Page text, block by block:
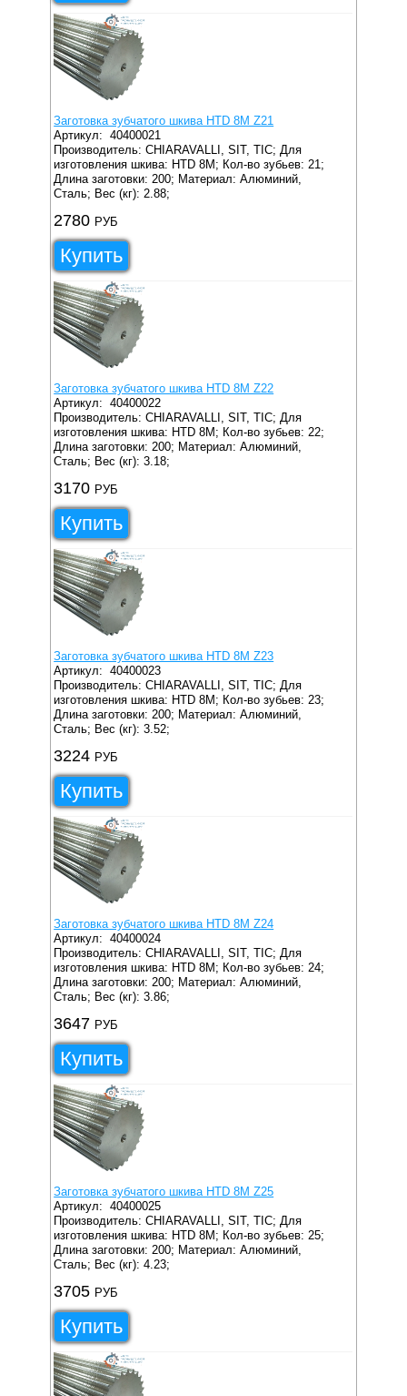
Заготовка зубчатого шкива HTD 8M Z21
Артикул:40400021
Производитель: CHIARAVALLI, SIT, TIC; Для
изготовления шкива: HTD 8M; Кол-во зубьев: 21;
Длина заготовки: 200; Материал: Алюминий,
Сталь; Вес (кг): 2.88;
2780 РУБ
Купить
Заготовка зубчатого шкива HTD 8M Z22
Артикул:40400022
Производитель: CHIARAVALLI, SIT, TIC; Для
изготовления шкива: HTD 8M; Кол-во зубьев: 22;
Длина заготовки: 200; Материал: Алюминий,
Сталь; Вес (кг): 3.18;
3170 РУБ
Купить
Заготовка зубчатого шкива HTD 8M Z23
Артикул:40400023
Производитель: CHIARAVALLI, SIT, TIC; Для
изготовления шкива: HTD 8M; Кол-во зубьев: 23;
Длина заготовки: 200; Материал: Алюминий,
Сталь; Вес (кг): 3.52;
3224 РУБ
Купить
Заготовка зубчатого шкива HTD 8M Z24
Артикул:40400024
Производитель: CHIARAVALLI, SIT, TIC; Для
изготовления шкива: HTD 8M; Кол-во зубьев: 24;
Длина заготовки: 200; Материал: Алюминий,
Сталь; Вес (кг): 3.86;
3647 РУБ
Купить
Заготовка зубчатого шкива HTD 8M Z25
Артикул:40400025
Производитель: CHIARAVALLI, SIT, TIC; Для
изготовления шкива: HTD 8M; Кол-во зубьев: 25;
Длина заготовки: 200; Материал: Алюминий,
Сталь; Вес (кг): 4.23;
3705 РУБ
Купить